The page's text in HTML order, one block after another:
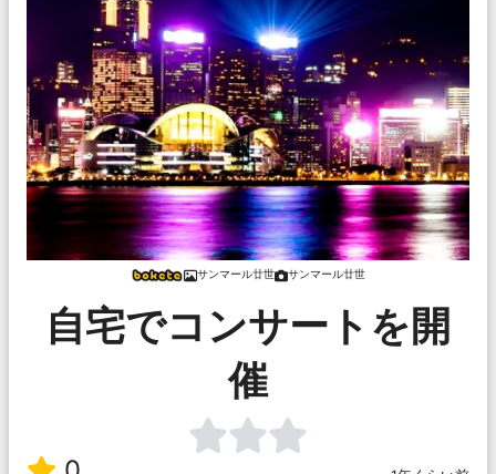
サンマール廿世 サンマール廿世
自宅でコンサートを開
催